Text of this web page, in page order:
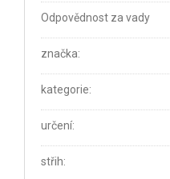
Odpovědnost za vady
značka:
kategorie:
určení:
střih: